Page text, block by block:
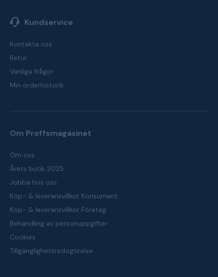
Kundservice
Kontakta oss
Retur
Vanliga frågor
Min orderhistorik
Om Proffsmagasinet
Om oss
Årets butik 2025
Jobba hos oss
Köp- & leveransvillkor Konsument
Köp- & leveransvillkor Företag
Behandling av personuppgifter
Cookies
Tillgänglighetsredogörelse